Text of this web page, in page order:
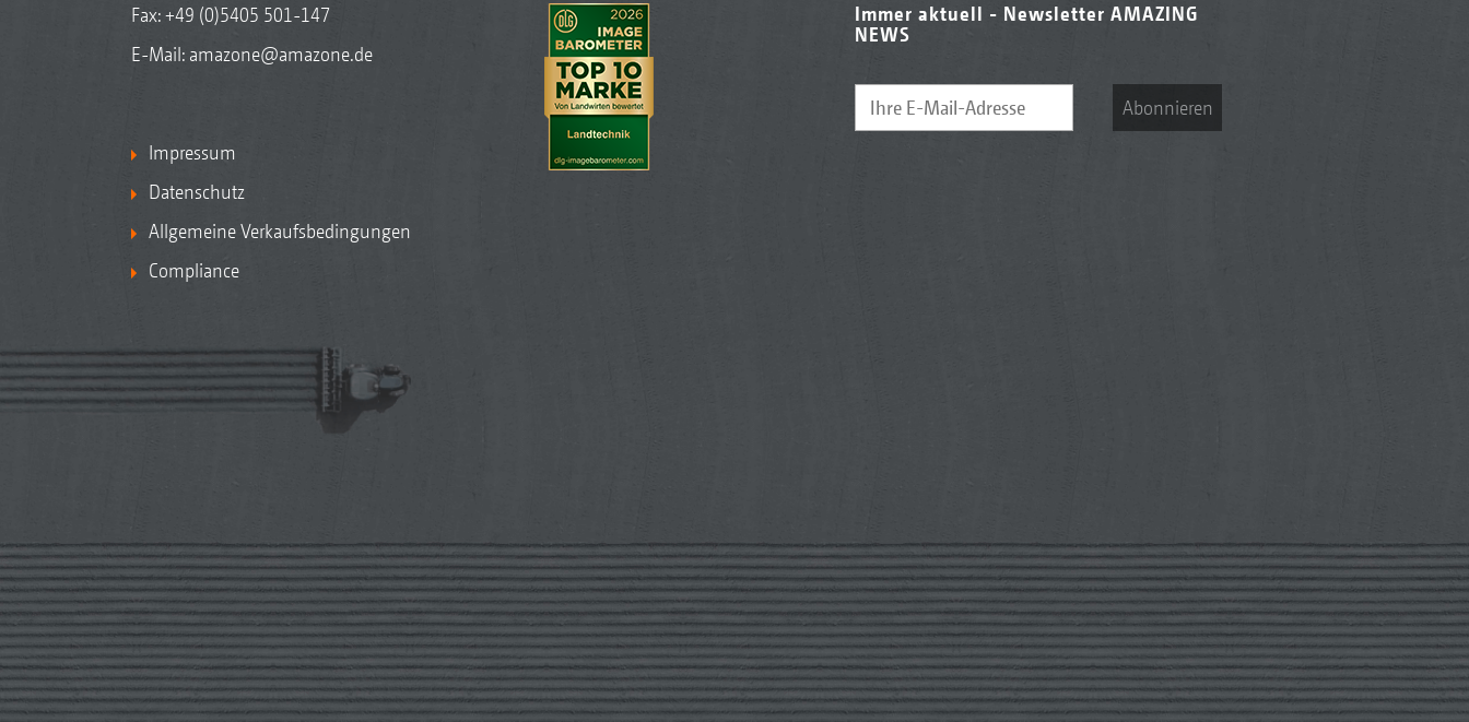
Fax: +49 (0)5405 501-147
E-Mail: amazone@amazone.de
Impressum
Datenschutz
Allgemeine Verkaufsbedingungen
Compliance
Immer aktuell - Newsletter AMAZING
NEWS
Abonnieren